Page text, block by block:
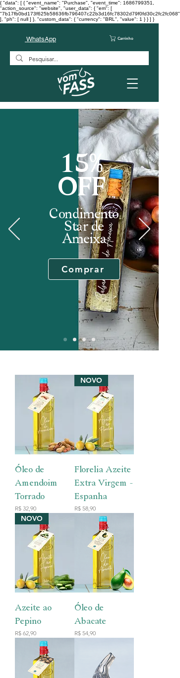
{ "data": [ { "event_name": "Purchase", "event_time": 1686799351,
"action_source": "website", "user_data": { "em": [
"7b17fb0bd173f625b58636fb796407c22b3d16fc78302d79f0fd30c2fc2fc068"
], "ph": [ null ] }, "custom_data": { "currency": "BRL", "value": 1 } } ] }
WhatsApp Carrinho
15%
OFF
Condimento
Star de
Ameixa
Comprar
Óleo de
Amendoim
Torrado
Preço
R$ 32,90
NOVO
Florelia Azeite
Extra Virgem -
Espanha
Preço
R$ 58,90
NOVO
Azeite ao
Pepino
Preço
R$ 62,90
Óleo de
Abacate
Preço
R$ 54,90